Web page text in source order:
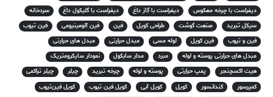
دیفراست با چرخه معکوس
دیفراست با گاز داغ دیفراست با گلیکول داغ
سردخانه
سیکل تبرید
صنعت گوشت طراحی کویل فین فین آلومینیومی
فین تیوب
فین و تیوب
فین کویل لوله مسی مبدل حرارتی
مبدل های حرارتی
مبدل های حرارتی پوسته و لوله
مبرد مدار سابکول
نمودار سایکرومتریک
هیت اکسچنجر
پمپ حرارتی پوسته و لوله چرخه تبرید چیلر
چیلر تراکمی
کمپرسور
کندانسور کویل کویل آبی کویل فین تیوب
کویل فین‌تیوب